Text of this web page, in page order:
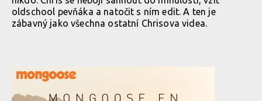
oldschool pevňáka a natočit s ním edit. A ten je
zábavný jako všechna ostatní Chrisova videa.